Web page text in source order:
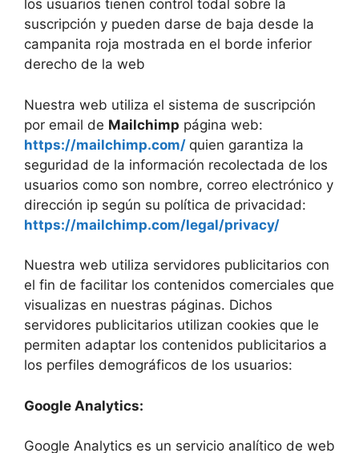
los usuarios tienen control todal sobre la
suscripción y pueden darse de baja desde la
campanita roja mostrada en el borde inferior
derecho de la web
Nuestra web utiliza el sistema de suscripción
por email de Mailchimp página web:
https://mailchimp.com/ quien garantiza la
seguridad de la información recolectada de los
usuarios como son nombre, correo electrónico y
dirección ip según su política de privacidad:
https://mailchimp.com/legal/privacy/
Nuestra web utiliza servidores publicitarios con
el fin de facilitar los contenidos comerciales que
visualizas en nuestras páginas. Dichos
servidores publicitarios utilizan cookies que le
permiten adaptar los contenidos publicitarios a
los perfiles demográficos de los usuarios:
Google Analytics:
Google Analytics es un servicio analítico de web